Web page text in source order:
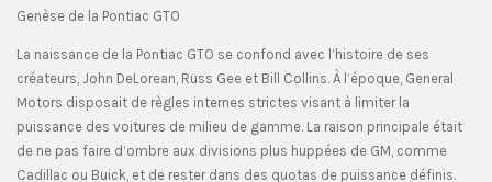
Genèse de la Pontiac GTO
La naissance de la Pontiac GTO se confond avec l’histoire de ses
créateurs, John DeLorean, Russ Gee et Bill Collins. À l’époque, General
Motors disposait de règles internes strictes visant à limiter la
puissance des voitures de milieu de gamme. La raison principale était
de ne pas faire d’ombre aux divisions plus huppées de GM, comme
Cadillac ou Buick, et de rester dans des quotas de puissance définis.